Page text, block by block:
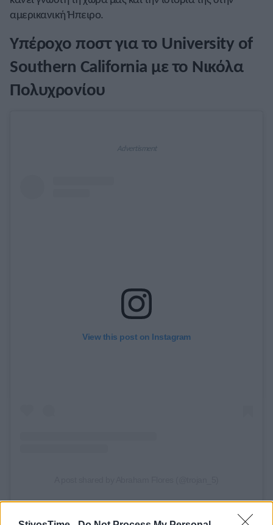
αμερικανική Ήπειρο.
Υπέροχο ποστ για το University of
Southern California με το Νικόλα
Πολυχρονίου
View this post on Instagram